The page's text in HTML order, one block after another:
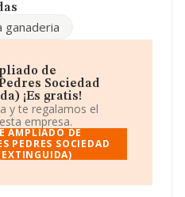
actividad CNAE como
exteriores.
CIF B17432352, Girona,
INFORMA sobre 4.711
sector, a nivel nacional la
millones de euros y se
de 137 mil euros
En relación con la
47 empresas, con ventas
ganaderia
de
Sociedad
¡Es gratis!
y te regalamos el
empresa.
AMPLIADO DE
PEDRES SOCIEDAD